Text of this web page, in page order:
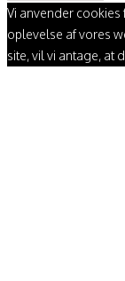
Vi anvender
oplevelse af vores
site, vil vi antage, at